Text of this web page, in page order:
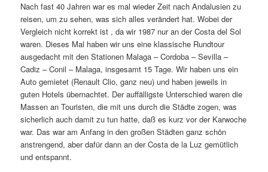
Nach fast 40 Jahren war es mal wieder Zeit nach Andalusien zu
reisen, um zu sehen, was sich alles verändert hat. Wobei der
Vergleich nicht korrekt ist , da wir 1987 nur an der Costa del Sol
waren. Dieses Mal haben wir uns eine klassische Rundtour
ausgedacht mit den Stationen Malaga – Cordoba – Sevilla –
Cadiz – Conil – Malaga, insgesamt 15 Tage. Wir haben uns ein
Auto gemietet (Renault Clio, ganz neu) und haben jeweils in
guten Hotels übernachtet. Der auffälligste Unterschied waren die
Massen an Touristen, die mit uns durch die Städte zogen, was
sicherlich auch damit zu tun hatte, daß es kurz vor der Karwoche
war. Das war am Anfang in den großen Städten ganz schön
anstrengend, aber dafür dann an der Costa de la Luz gemütlich
und entspannt.